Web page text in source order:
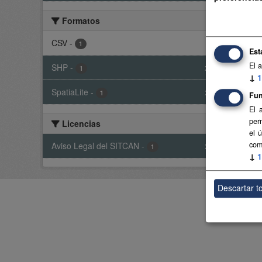
Formatos
CSV - 1
SHP - 1 x
SpatiaLite - 1 x
Licencias
Aviso Legal del SITCAN - 1 x
El
↓ 1
El
el
↓ 1
Descartar